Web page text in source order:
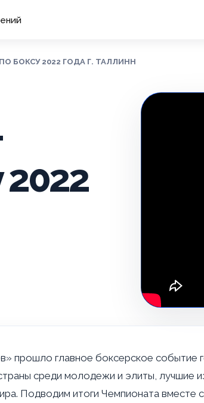
БОКСУ 2022 ГОДА Г. ТАЛЛИНН
прошло главное боксерское
среди молодежи и элиты, лучшие
Подводим итоги Чемпионата